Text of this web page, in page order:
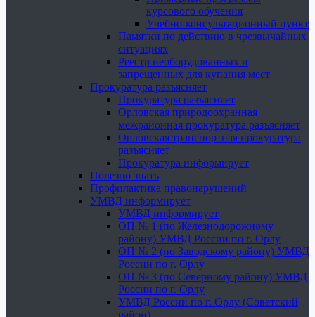
курсового обучения
Учебно-консультационный пункт
Памятки по действию в чрезвычайных
ситуациях
Реестр необорудованных и
запрещенных для купания мест
Прокуратура разъясняет
Прокуратура разъясняет
Орловская природоохранная
межрайонная прокуратура разъясняет
Орловская транспортная прокуратура
разъясняет
Прокуратура информирует
Полезно знать
Профилактика правонарушений
УМВД информирует
УМВД информирует
ОП № 1 (по Железнодорожному
району) УМВД России по г. Орлу
ОП № 2 (по Заводскому району) УМВД
России по г. Орлу
ОП № 3 (по Северному району) УМВД
России по г. Орлу
УМВД России по г. Орлу (Советский
район)